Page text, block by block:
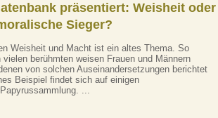
präsentiert: Weisheit oder
Sieger?
Weisheit und Macht ist ein altes Thema. So
berühmten weisen Frauen und Männern
von solchen Auseinandersetzungen berichtet
Beispiel findet sich auf einigen
...